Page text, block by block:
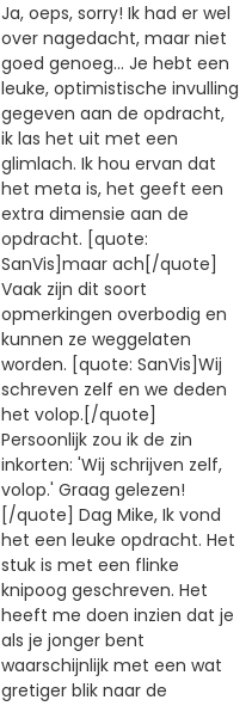
Ja, oeps, sorry! Ik had er wel
over nagedacht, maar niet
goed genoeg... Je hebt een
leuke, optimistische invulling
gegeven aan de opdracht,
ik las het uit met een
glimlach. Ik hou ervan dat
het meta is, het geeft een
extra dimensie aan de
opdracht. [quote:
SanVis]maar ach[/quote]
Vaak zijn dit soort
opmerkingen overbodig en
kunnen ze weggelaten
worden. [quote: SanVis]Wij
schreven zelf en we deden
het volop.[/quote]
Persoonlijk zou ik de zin
inkorten: 'Wij schrijven zelf,
volop.' Graag gelezen!
[/quote] Dag Mike, Ik vond
het een leuke opdracht. Het
stuk is met een flinke
knipoog geschreven. Het
heeft me doen inzien dat je
als je jonger bent
waarschijnlijk met een wat
gretiger blik naar de